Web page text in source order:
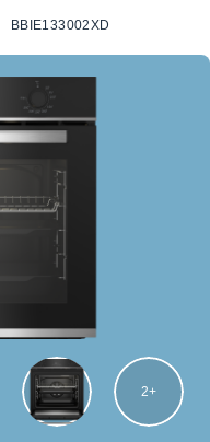
BBIE133002XD
2